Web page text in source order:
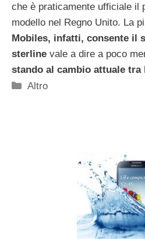
che è praticamente ufficiale il
modello nel Regno Unito. La
Mobiles, infatti, consente il
sterline vale a dire a poco
stando al cambio attuale tra
Categorie
Altro